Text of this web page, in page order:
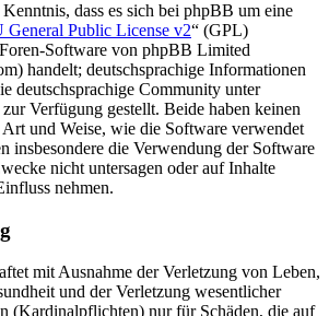
dass es sich bei phpBB um eine
General Public License v2“ (GPL)
Software von phpBB Limited
handelt; deutschsprachige Informationen
deutschsprachige Community unter
Verfügung gestellt. Beide haben keinen
und Weise, wie die Software verwendet
insbesondere die Verwendung der Software
nicht untersagen oder auf Inhalte
nehmen.
mit Ausnahme der Verletzung von Leben,
und der Verletzung wesentlicher
(Kardinalpflichten) nur für Schäden, die auf